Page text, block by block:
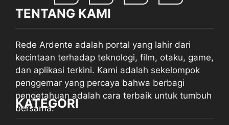
TENTANG KAMI
Rede Ardente adalah portal yang lahir dari
kecintaan terhadap teknologi, film, otaku, game,
dan aplikasi terkini. Kami adalah sekelompok
penggemar yang percaya bahwa berbagi
pengetahuan adalah cara terbaik untuk tumbuh
bersama.
KATEGORI